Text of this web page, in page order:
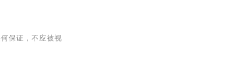
保证，不应被视